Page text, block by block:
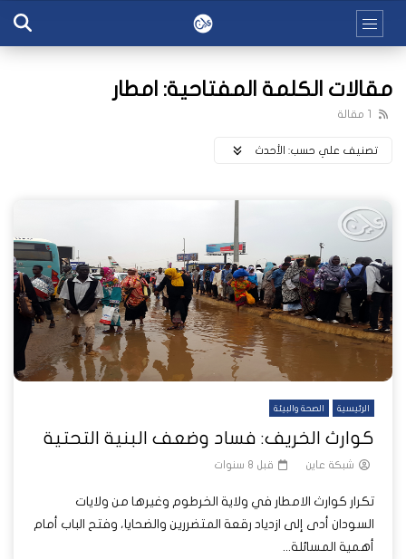
مقالات الكلمة المفتاحية: امطار
1 مقالة
تصنيف علي حسب: اﻷحدث
الرئيسية الصحة والبيئة
كوارث الخريف: فساد وضعف البنية التحتية
شبكة عاين قبل 8 سنوات
تكرار كوارث الامطار في ولاية الخرطوم وغيرها من ولايات
السودان أدى إلى ازدياد رقعة المتضررين والضحايا، وفتح الباب أمام
أهمية المسائلة...